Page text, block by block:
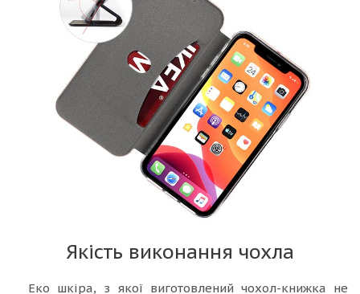
Якість виконання чохла
Еко шкіра, з якої виготовлений чохол-книжка не